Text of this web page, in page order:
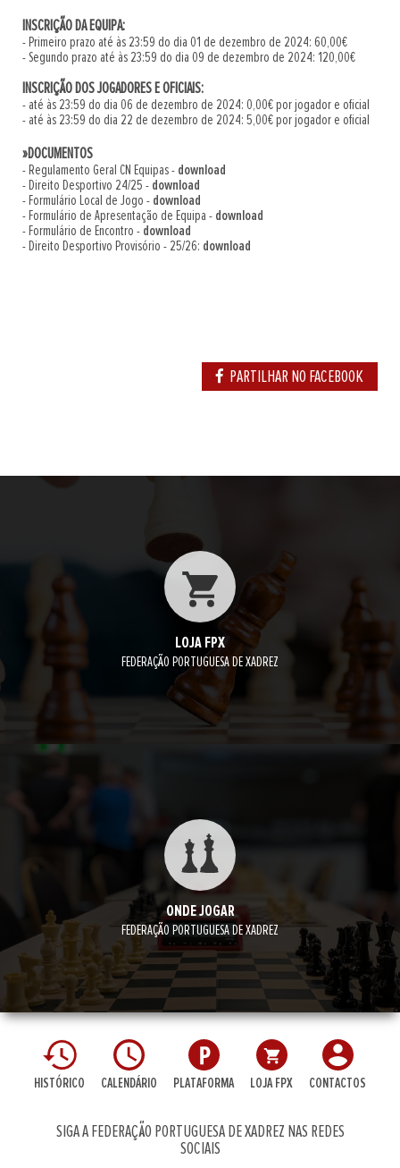
INSCRIÇÃO DA EQUIPA:
- Primeiro prazo até às 23:59 do dia 01 de dezembro de 2024: 60,00€
- Segundo prazo até às 23:59 do dia 09 de dezembro de 2024: 120,00€
INSCRIÇÃO DOS JOGADORES E OFICIAIS:
- até às 23:59 do dia 06 de dezembro de 2024: 0,00€ por jogador e oficial
- até às 23:59 do dia 22 de dezembro de 2024: 5,00€ por jogador e oficial
»DOCUMENTOS
- Regulamento Geral CN Equipas - download
- Direito Desportivo 24/25 - download
- Formulário Local de Jogo - download
- Formulário de Apresentação de Equipa - download
- Formulário de Encontro - download
- Direito Desportivo Provisório - 25/26: download
PARTILHAR NO FACEBOOK
LOJA FPX
FEDERAÇÃO PORTUGUESA DE XADREZ
ONDE JOGAR
FEDERAÇÃO PORTUGUESA DE XADREZ
HISTÓRICO CALENDÁRIO PLATAFORMA LOJA FPX CONTACTOS
SIGA A FEDERAÇÃO PORTUGUESA DE XADREZ NAS REDES
SOCIAIS